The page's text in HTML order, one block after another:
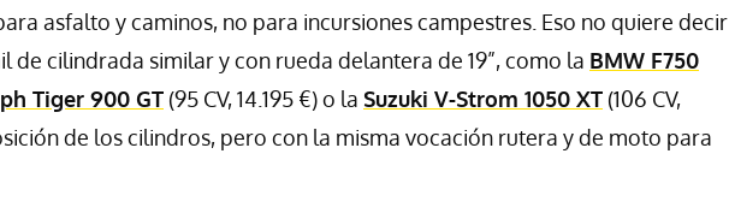
asfalto y caminos, no para incursiones campestres. Eso no quiere decir
de cilindrada similar y con rueda delantera de 19”, como la BMW F750
Tiger 900 GT (95 CV, 14.195 €) o la Suzuki V-Strom 1050 XT (106 CV,
de los cilindros, pero con la misma vocación rutera y de moto para